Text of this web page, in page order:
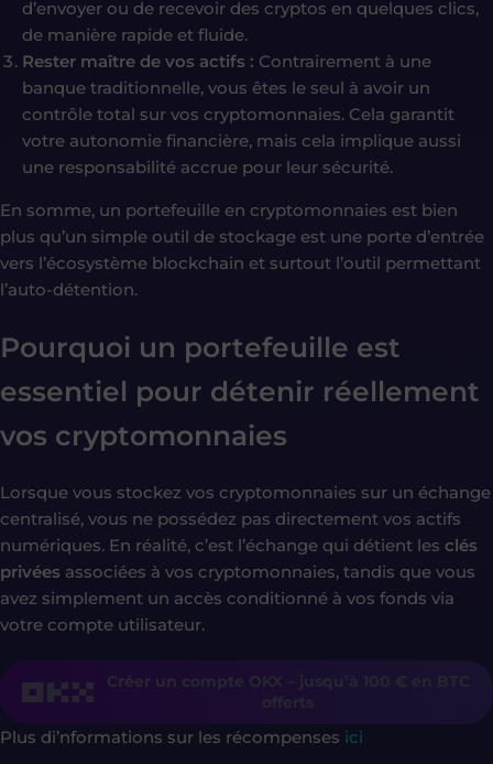
d’envoyer ou de recevoir des cryptos en quelques clics,
de manière rapide et fluide.
Rester maître de vos actifs : Contrairement à une
banque traditionnelle, vous êtes le seul à avoir un
contrôle total sur vos cryptomonnaies. Cela garantit
votre autonomie financière, mais cela implique aussi
une responsabilité accrue pour leur sécurité.
En somme, un portefeuille en cryptomonnaies est bien
plus qu’un simple outil de stockage est une porte d’entrée
vers l’écosystème blockchain et surtout l’outil permettant
l’auto-détention.
Pourquoi un portefeuille est
essentiel pour détenir réellement
vos cryptomonnaies
Lorsque vous stockez vos cryptomonnaies sur un échange
centralisé, vous ne possédez pas directement vos actifs
numériques. En réalité, c’est l’échange qui détient les clés
privées associées à vos cryptomonnaies, tandis que vous
avez simplement un accès conditionné à vos fonds via
votre compte utilisateur.
Créer un compte OKX – jusqu’à 100 € en BTC
offerts
Plus di’nformations sur les récompenses ici